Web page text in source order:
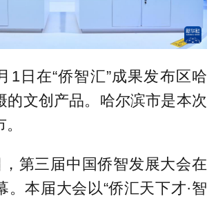
1日在“侨智汇”成果发布区哈
的文创产品。哈尔滨市是本次
第三届中国侨智发展大会在
。本届大会以“侨汇天下才·智